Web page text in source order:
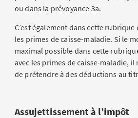
ou dans la prévoyance 3a.
C’est également dans cette
les primes de caisse-maladie. Si le
maximal possible dans cette
avec les primes de caisse-maladie, il
de prétendre à des déductions au
Assujettissement à l’impôt